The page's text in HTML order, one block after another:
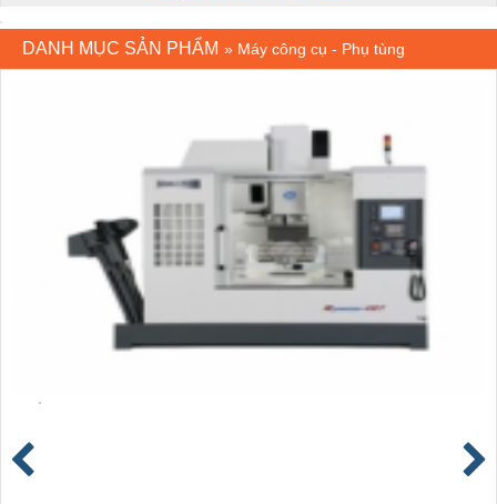
DANH MỤC SẢN PHẨM » Máy công cụ - Phụ tùng